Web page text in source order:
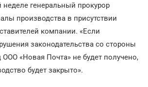
генеральный прокурор
производства в присутствии
компании. «Если
законодательства со стороны
«Новая Почта» не будет получено,
будет закрыто».